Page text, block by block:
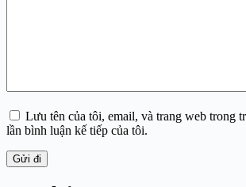
Lưu tên của tôi, email, và trang web trong
lần bình luận kế tiếp của tôi.
Gửi đi